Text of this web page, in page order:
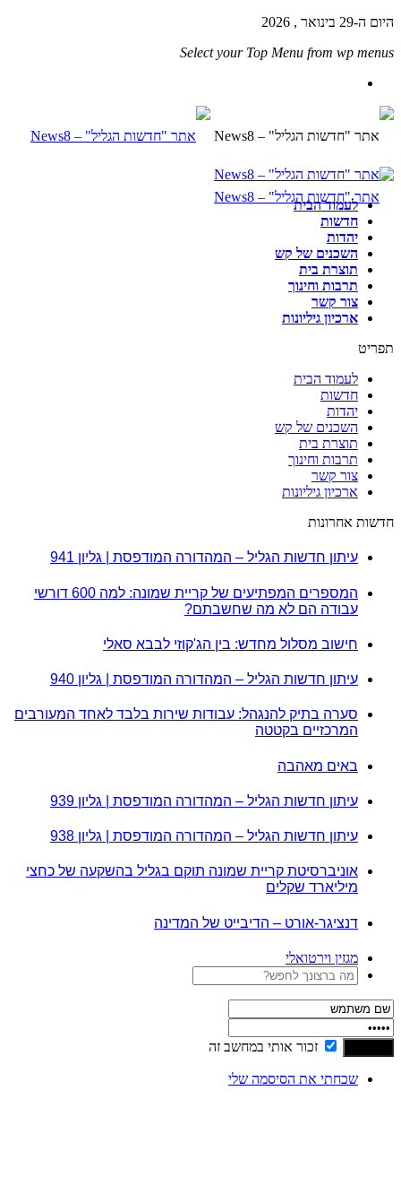
היום ה-29 בינואר , 2026
Select your Top Menu from wp menus
לעמוד הבית
חדשות
יהדות
השכנים של קש
תוצרת בית
תרבות וחינוך
צור קשר
ארכיון גיליונות
תפריט
לעמוד הבית
חדשות
יהדות
השכנים של קש
תוצרת בית
תרבות וחינוך
צור קשר
ארכיון גיליונות
חדשות אחרונות
עיתון חדשות הגליל – המהדורה המודפסת | גליון 941
המספרים המפתיעים של קריית שמונה: למה 600 דורשי
עבודה הם לא מה שחשבתם?
חישוב מסלול מחדש: בין הג'קוזי לבבא סאלי
עיתון חדשות הגליל – המהדורה המודפסת | גליון 940
סערה בתיק להנגהל: עבודות שירות בלבד לאחד המעורבים
המרכזיים בקטטה
באים מאהבה
עיתון חדשות הגליל – המהדורה המודפסת | גליון 939
עיתון חדשות הגליל – המהדורה המודפסת | גליון 938
אוניברסיטת קריית שמונה תוקם בגליל בהשקעה של כחצי
מיליארד שקלים
דנציגר-אורט – הדיבייט של המדינה
מגזין וירטואלי
זכור אותי במחשב זה
שכחתי את הסיסמה שלי